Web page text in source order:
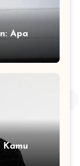
Apa
Kamu